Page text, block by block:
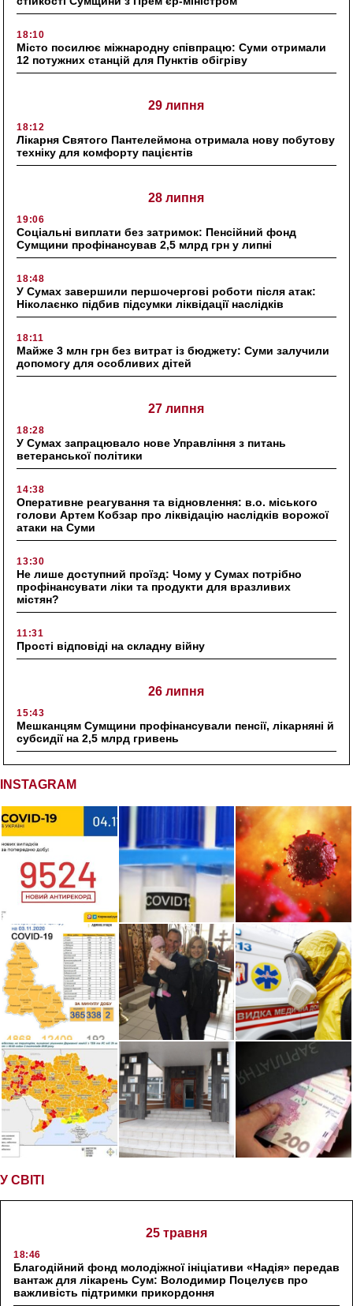
18:10
Місто посилює міжнародну співпрацю: Суми отримали
12 потужних станцій для Пунктів обігріву
29 липня
18:12
Лікарня Святого Пантелеймона отримала нову побутову
техніку для комфорту пацієнтів
28 липня
19:06
Соціальні виплати без затримок: Пенсійний фонд
Сумщини профінансував 2,5 млрд грн у липні
18:48
У Сумах завершили першочергові роботи після атак:
Ніколаєнко підбив підсумки ліквідації наслідків
18:11
Майже 3 млн грн без витрат із бюджету: Суми залучили
допомогу для особливих дітей
27 липня
18:28
У Сумах запрацювало нове Управління з питань
ветеранської політики
14:38
Оперативне реагування та відновлення: в.о. міського
голови Артем Кобзар про ліквідацію наслідків ворожої
атаки на Суми
13:30
Не лише доступний проїзд: Чому у Сумах потрібно
профінансувати ліки та продукти для вразливих
містян?
11:31
Прості відповіді на складну війну
26 липня
15:43
Мешканцям Сумщини профінансували пенсії, лікарняні й
субсидії на 2,5 млрд гривень
INSTAGRAM
У СВІТІ
25 травня
18:46
Благодійний фонд молодіжної ініціативи «Надія» передав
вантаж для лікарень Сум: Володимир Поцелуєв про
важливість підтримки прикордоння